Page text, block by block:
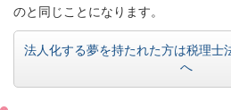
のと同じことになります。
法人化する夢を持たれた方は税理士
へ